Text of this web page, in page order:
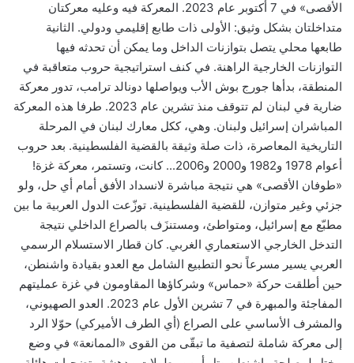
الأقصى» في 7 أكتوبر عام 2023. المعركة فيه وعليه معركتان
متداخلتان بشكل وثيق: الأولى ذات طابع إقليمي ودولي. الثانية
طابعها محلي يتصل بتوازنات الداخل وما يمكن أن تحدثه فيها
التوازنات الخارجية الراهنة. في كنف استراتيجية حروب متعاقبة في
المنطقة، بدأها جورج بوش الأب ويواصلها دونالد ترامب، تدور معركة
ضارية في لبنان لم تتوقف منذ تشرين عام 2023. طرفا هذه المعركة
المباشران إسرائيل ولبنان. وهي، ككل معارك لبنان في المرحلة
التاريخية المعاصرة، ذات صلة وثيقة بالقضية الفلسطينية. بعد حروب
أعوام 1978 و1982 و2000 و2006... كانت، وتستمر، معركة غزة!
«طوفان الأقصى» هي نتيجة مباشرة لانسداد الأفق أمام أي حل، ولو
جزئي وغير متوازن، للقضية الفلسطينية. توزّعت الدول العربية ما بين
مطبّع مع إسرائيل، ومتواطئ، ومستنزَف بالصراع الداخلي نتيجة
التدخل الخارجي الاستعماري الغربي. كان قطار الاستسلام الرسمي
العربي يسير مسرعاً نحو التطبيع الشامل مع العدو بقيادة واشنطن،
حين أطلقت حركة «حماس» وشركاؤها المقاومون في غزة عمليتهم
المفاجئة والمبهرة في 7 تشرين الأول عام 2023. العدو الصهيوني،
والمشرف الأساسي على الصراع (أي الطرف الأميركي) حوّلا الرد
إلى معركة شاملة لتصفية ما تبقّى من القوى «الممانعة» في وضع